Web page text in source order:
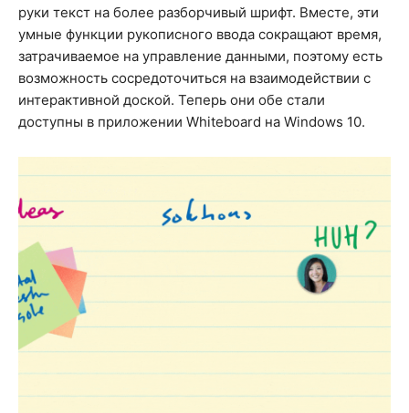
руки текст на более разборчивый шрифт. Вместе, эти
умные функции рукописного ввода сокращают время,
затрачиваемое на управление данными, поэтому есть
возможность сосредоточиться на взаимодействии с
интерактивной доской. Теперь они обе стали
доступны в приложении Whiteboard на Windows 10.